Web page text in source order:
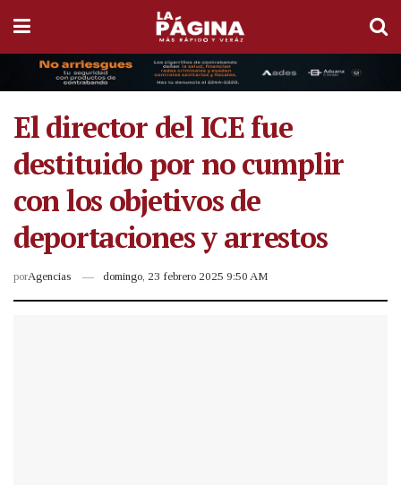
El director del ICE fue
destituido por no cumplir
con los objetivos de
deportaciones y arrestos
porAgencias domingo, 23 febrero 2025 9:50 AM